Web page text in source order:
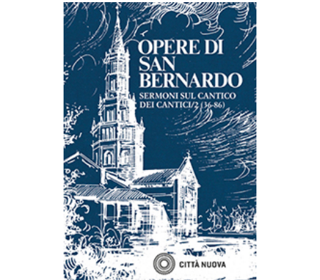
AGGIUNGI AL CARRELLO